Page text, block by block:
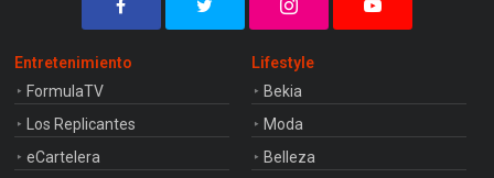
Entretenimiento
FormulaTV
Los Replicantes
eCartelera
Lifestyle
Bekia
Moda
Belleza